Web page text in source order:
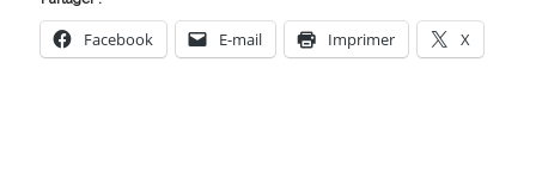
Facebook E-mail Imprimer X